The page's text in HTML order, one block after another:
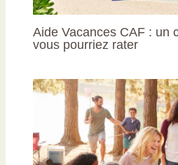
Aide Vacances CAF : un
vous pourriez rater